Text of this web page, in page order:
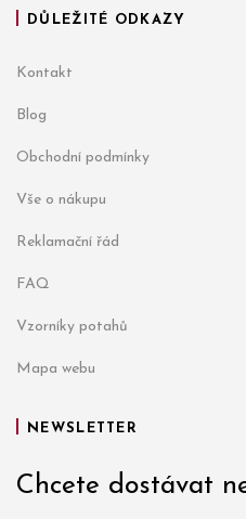
DŮLEŽITÉ ODKAZY
Kontakt
Blog
Obchodní podmínky
Vše o nákupu
Reklamační řád
FAQ
Vzorníky potahů
Mapa webu
NEWSLETTER
Chcete dostávat